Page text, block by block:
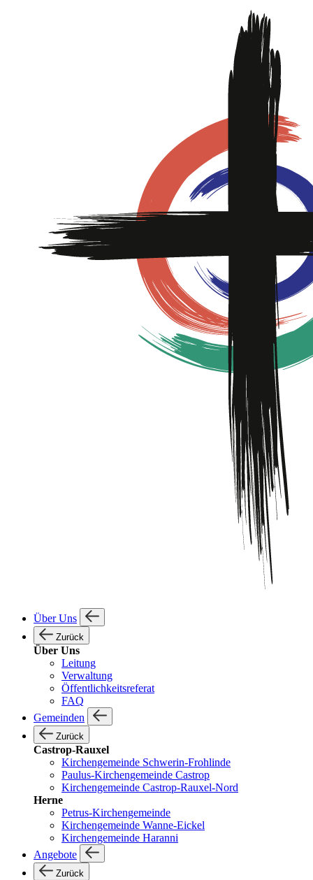
Über Uns
Zurück
Über Uns
Leitung
Verwaltung
Öffentlichkeitsreferat
FAQ
Gemeinden
Zurück
Castrop-Rauxel
Kirchengemeinde Schwerin-Frohlinde
Paulus-Kirchengemeinde Castrop
Kirchengemeinde Castrop-Rauxel-Nord
Herne
Petrus-Kirchengemeinde
Kirchengemeinde Wanne-Eickel
Kirchengemeinde Haranni
Angebote
Zurück